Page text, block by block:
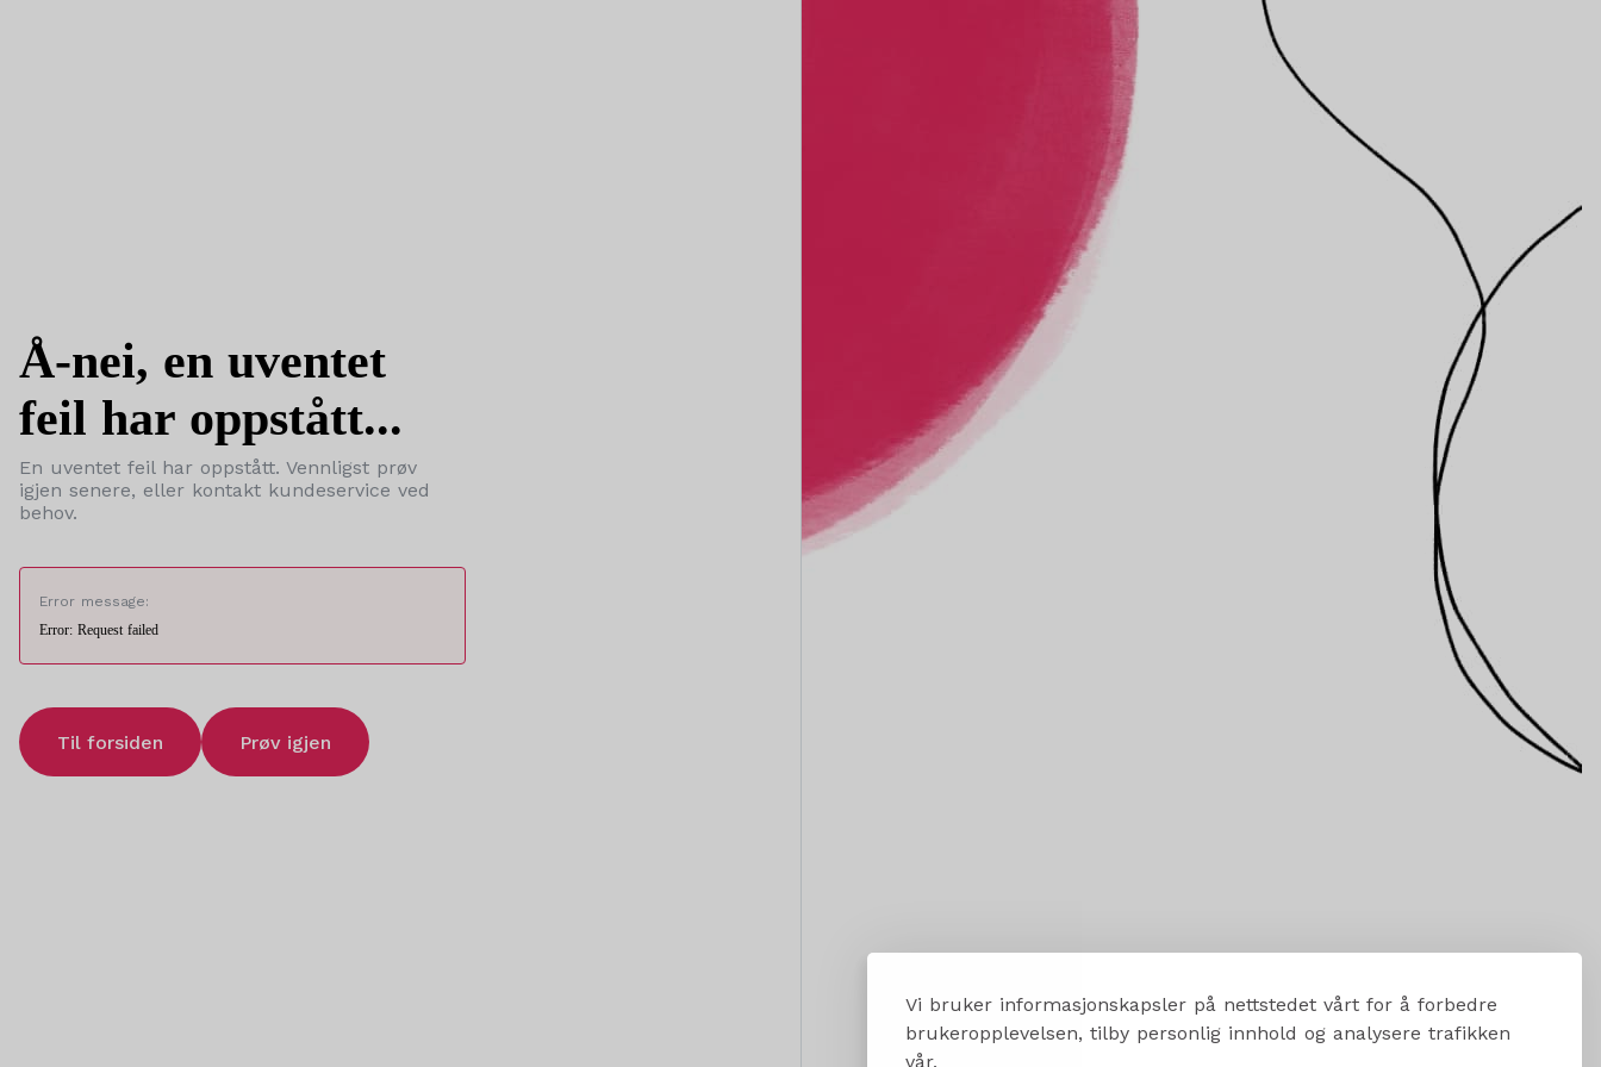
Vi bruker informasjonskapsler på nettstedet vårt for å forbedre
brukeropplevelsen, tilby personlig innhold og analysere trafikken
vår.
Å-nei, en uventet
feil har oppstått...
En uventet feil har oppstått. Vennligst prøv
igjen senere, eller kontakt kundeservice ved
behov.
Error message:
Error: Request failed
Til forsiden Prøv igjen